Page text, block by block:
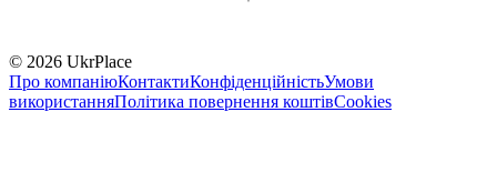
© 2026 UkrPlace
Про компаніюКонтактиКонфіденційністьУмови
використанняПолітика повернення коштівCookies